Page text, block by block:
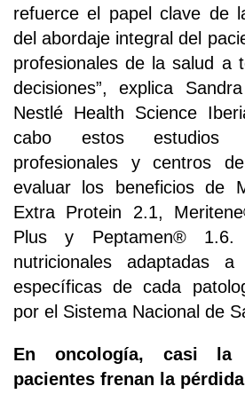
refuerce el papel clave de
del abordaje integral del
profesionales de la salud a
decisiones”, explica
Nestlé Health Science
cabo estos estudios
profesionales y centros
evaluar los beneficios de
Extra Protein 2.1,
Plus y Peptamen® 1.6.
nutricionales adaptadas a
específicas de cada
por el Sistema Nacional de
En oncología, casi
pacientes frenan la